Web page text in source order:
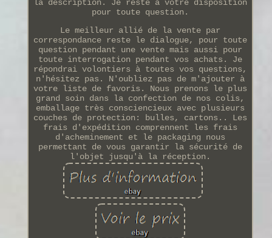
la description. Je reste à votre disposition
pour toute question.
Le meilleur allié de la vente par
correspondance reste le dialogue, pour toute
question pendant une vente mais aussi pour
toute interrogation pendant vos achats. Je
répondrai volontiers à toutes vos questions,
n'hésitez pas. N'oubliez pas de m'ajouter à
votre liste de favoris. Nous prenons le plus
grand soin dans la confection de nos colis,
emballage très consciencieux avec plusieurs
couches de protection: bulles, cartons.. Les
frais d'expédition comprennent les frais
d'acheminement et le packaging nous
permettant de vous garantir la sécurité de
l'objet jusqu'à la réception.